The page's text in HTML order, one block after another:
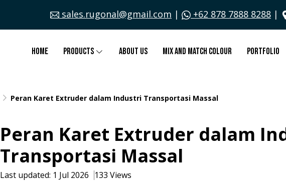
sales.rugonal@gmail.com | +62 878 7888 8288 |
Home Products About Us Mix and Match Colour Portfolio
Peran Karet Extruder dalam Industri Transportasi Massal
Peran Karet Extruder dalam
Transportasi Massal
Last updated: 1 Jul 2026 133 Views